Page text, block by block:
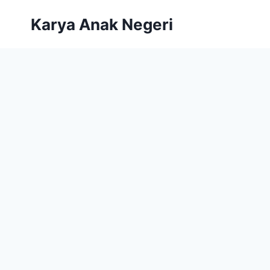
Karya Anak Negeri